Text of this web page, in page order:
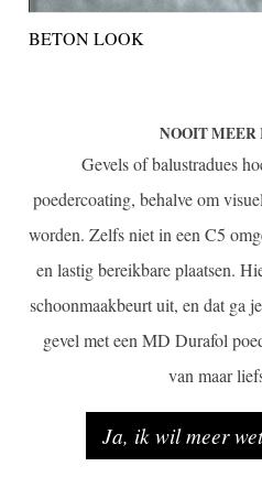
BETON LOOK
NOOIT MEER
Gevels of balustradues
poedercoating, behalve om
worden. Zelfs niet in een C5
en lastig bereikbare plaatsen.
schoonmaakbeurt uit, en dat ga
gevel met een MD Durafol
van maar
Ja, ik wil meer